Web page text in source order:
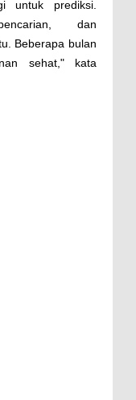
untuk prediksi.
dan
Beberapa bulan
sehat," kata